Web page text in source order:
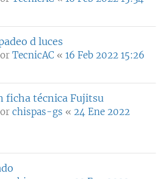
d luces
TecnicAC « 16 Feb 2022 15:26
ficha técnica Fujitsu
chispas-gs « 24 Ene 2022